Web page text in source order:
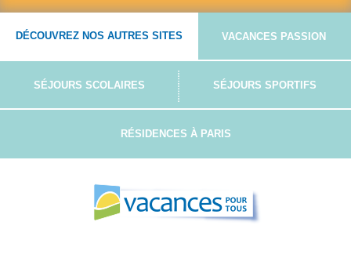
DÉCOUVREZ NOS AUTRES SITES VACANCES PASSION
SÉJOURS SCOLAIRES SÉJOURS SPORTIFS
RÉSIDENCES À PARIS